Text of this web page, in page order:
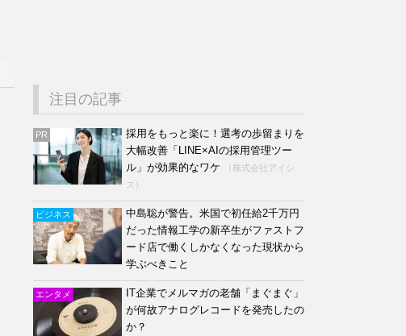
注目の記事
PR
採用をもっと楽に！選考の歩留まりを
大幅改善「LINE×AIの採用管理ツー
ル」が効果的なワケ
（株式会社アイシ
ス）
ビジネス
中島聡が警告。米国で初任給2千万円
だった情報工学の新卒生がファストフ
ード店で働くしかなくなった現状から
学ぶべきこと
エンタメ
IT企業でメルマガの老舗「まぐまぐ」
が何故アナログレコードを発売したの
か？